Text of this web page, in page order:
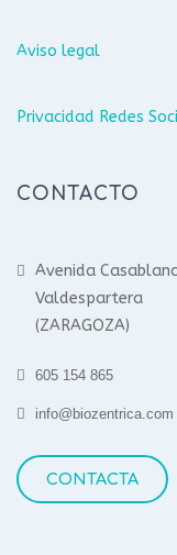
Aviso legal
Privacidad Redes
CONTACTO
Avenida
Valdespartera
(ZARAGOZA)
605 154 865
info@biozentrica.com
CONTACTA